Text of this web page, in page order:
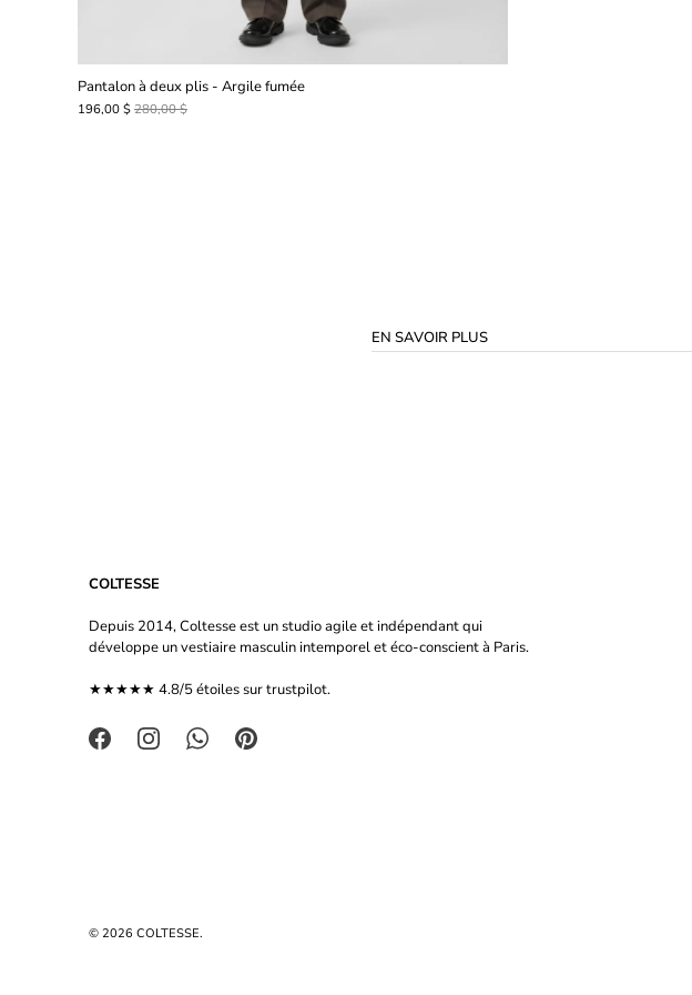
Pantalon à deux plis - Argile fumée
196,00 $ 280,00 $
EN SAVOIR PLUS
COLTESSE
Depuis 2014, Coltesse est un studio agile et indépendant qui
développe un vestiaire masculin intemporel et éco-conscient à Paris.
★★★★★ 4.8/5 étoiles surtrustpilot.
© 2026 COLTESSE.